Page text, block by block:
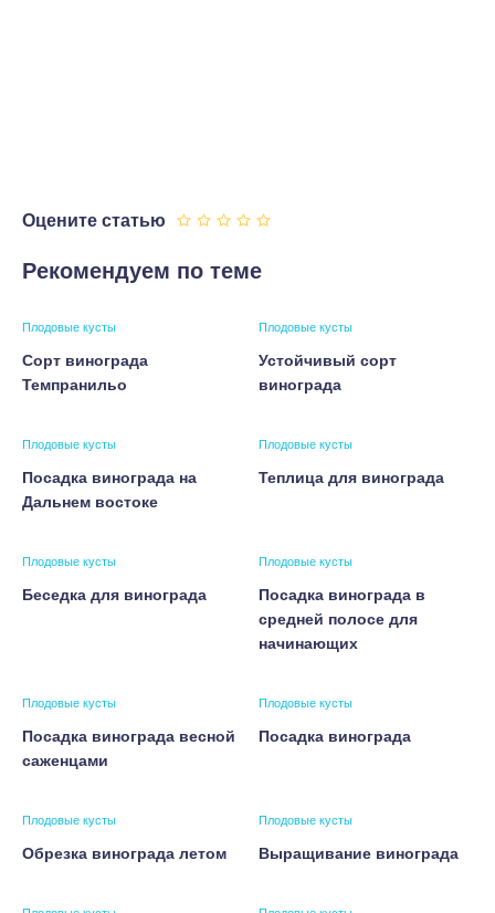
Оцените статью
Рекомендуем по теме
Плодовые кусты
Сорт винограда
Темпранильо
Плодовые кусты
Устойчивый сорт
винограда
Плодовые кусты
Посадка винограда на
Дальнем востоке
Плодовые кусты
Теплица для винограда
Плодовые кусты
Беседка для винограда
Плодовые кусты
Посадка винограда в
средней полосе для
начинающих
Плодовые кусты
Посадка винограда весной
саженцами
Плодовые кусты
Посадка винограда
Плодовые кусты
Обрезка винограда летом
Плодовые кусты
Выращивание винограда